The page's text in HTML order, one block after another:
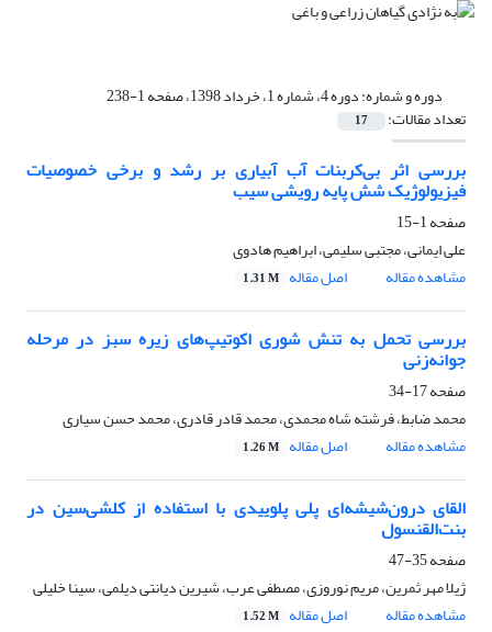
دوره و شماره:دوره 4، شماره 1، خرداد 1398، صفحه 1-238
تعداد مقالات: 17
بررسی اثر بی‌کربنات آب آبیاری بر رشد و برخی خصوصیات
فیزیولوژیک شش پایه رویشی سیب
صفحه1-15
علی ایمانی، مجتبی سلیمی، ابراهیم هادوی
مشاهده مقاله
اصل مقاله 1.31 M
بررسی تحمل به تنش شوری اکوتیپ‌های زیره سبز در مرحله
جوانه‌زنی
صفحه17-34
محمد ضابط، فرشته شاه محمدی، محمد قادر قادری، محمد حسن سیاری
مشاهده مقاله
اصل مقاله 1.26 M
القای درون‌شیشه‌ای پلی پلوییدی با استفاده از کلشی‌سین در
بنت‌القنسول
صفحه35-47
ژیلا مهر ثمرین، مریم نوروزی، مصطفی عرب، شیرین دیانتی دیلمی، سینا خلیلی
مشاهده مقاله
اصل مقاله 1.52 M